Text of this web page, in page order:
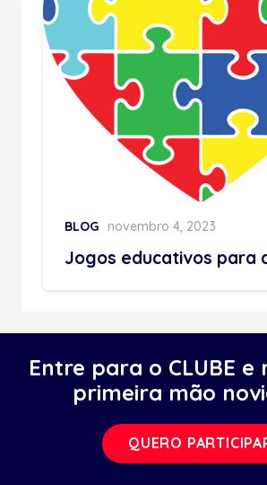
BLOG novembro 4, 2023
Jogos educativos para
Entre para o CLUBE e
primeira mão
QUERO